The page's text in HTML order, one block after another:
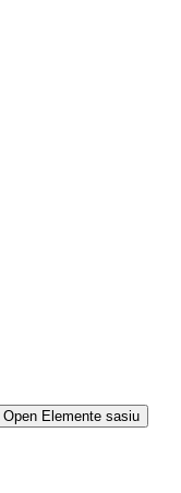
Open Elemente sasiu